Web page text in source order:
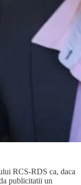
RCS-RDS ca, daca
publicitatii un